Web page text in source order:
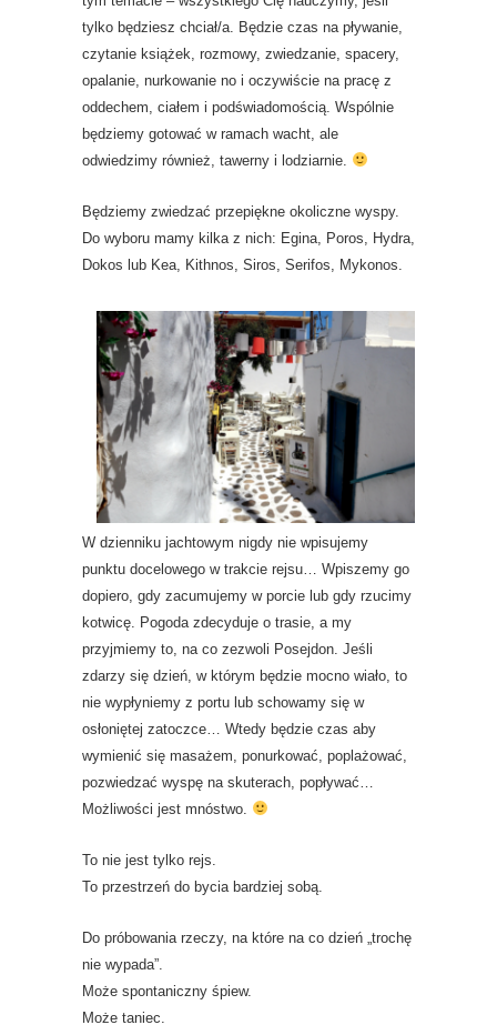
tylko będziesz chciał/a. Będzie czas na pływanie,
czytanie książek, rozmowy, zwiedzanie, spacery,
opalanie, nurkowanie no i oczywiście na pracę z
oddechem, ciałem i podświadomością. Wspólnie
będziemy gotować w ramach wacht, ale
odwiedzimy również, tawerny i lodziarnie.
Będziemy zwiedzać przepiękne okoliczne wyspy.
Do wyboru mamy kilka z nich: Egina, Poros, Hydra,
Dokos lub Kea, Kithnos, Siros, Serifos, Mykonos.
W dzienniku jachtowym nigdy nie wpisujemy
punktu docelowego w trakcie rejsu… Wpiszemy go
dopiero, gdy zacumujemy w porcie lub gdy rzucimy
kotwicę. Pogoda zdecyduje o trasie, a my
przyjmiemy to, na co zezwoli Posejdon. Jeśli
zdarzy się dzień, w którym będzie mocno wiało, to
nie wypłyniemy z portu lub schowamy się w
osłoniętej zatoczce… Wtedy będzie czas aby
wymienić się masażem, ponurkować, poplażować,
pozwiedzać wyspę na skuterach, popływać…
Możliwości jest mnóstwo.
To nie jest tylko rejs.
To przestrzeń do bycia bardziej sobą.
Do próbowania rzeczy, na które na co dzień „trochę
nie wypada”.
Może spontaniczny śpiew.
Może taniec.